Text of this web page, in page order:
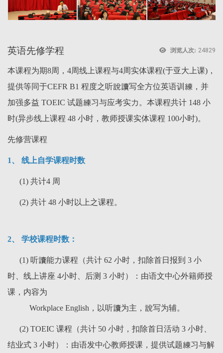
浏览人次: 24829
英语先修学程
本课程为期8周，4周线上课程与4周实体课程(于亚大上课)，
提供等同于CEFR B1 程度之听說讀写全方位英语训練，并
加强多益 TOEIC 试题練习与应考实力。本课程共计 148 小
时(异步线上课程 48 小时，教师授课实体课程 100小时)。
先修营课程
1、 线上自学课程时数
(1) 共计4 周
(2) 共计 48 小时以上之课程。
2、 学校课程时数：
(1) 听讀能力课程（共计 62 小时，扣除首日报到 3 小
时、线上讲座 4小时、后测 3 小时）：由语文中心外籍师授
课，内容为
Workplace English，以听讀为主，說写为辅。
(2) TOEIC 课程（共计 50 小时，扣除首日活动 3 小时、
结业式 3 小时）：由语发中心教师授课，提供试题練习与解